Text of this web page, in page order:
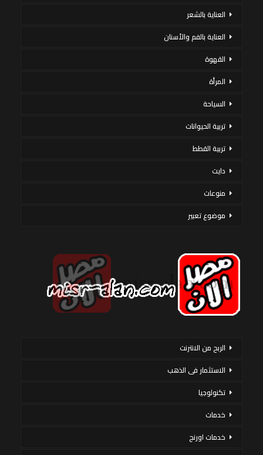
العناية بالشعر
العناية بالفم والأسنان
القهوة
المرأة
السياحة
تربية الحيوانات
تربية القطط
دايت
منوعات
موضوع تعبير
الربح من الانترنت
الاستثمار فى الذهب
تكنولوجيا
خدمات
خدمات اورنج